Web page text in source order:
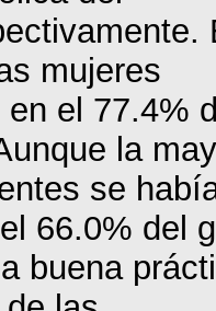
mujeres
el 77.4%
la
se
66.0% del
buena